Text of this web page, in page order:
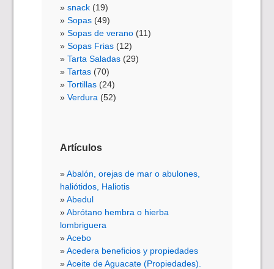
snack (19)
Sopas (49)
Sopas de verano (11)
Sopas Frias (12)
Tarta Saladas (29)
Tartas (70)
Tortillas (24)
Verdura (52)
Artículos
Abalón, orejas de mar o abulones,
haliótidos, Haliotis
Abedul
Abrótano hembra o hierba
lombriguera
Acebo
Acedera beneficios y propiedades
Aceite de Aguacate (Propiedades).